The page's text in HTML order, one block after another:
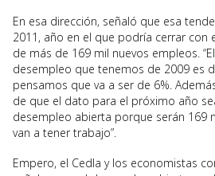
En esa dirección, señaló que esa
2011, año en el que podría cerrar con
de más de 169 mil nuevos empleos.
desempleo que tenemos de 2009 es
pensamos que va a ser de 6%.
de que el dato para el próximo año
desempleo abierta porque serán 169
van a tener trabajo”.
Empero, el Cedla y los economistas